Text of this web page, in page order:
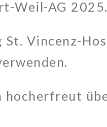
Weil-AG 2025.
St. Vincenz-
hocherfreut